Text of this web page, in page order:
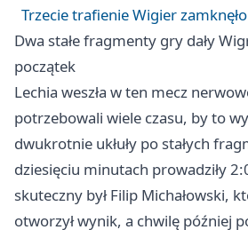
Trzecie trafienie Wigier
Dwa stałe fragmenty gry dały
początek
Lechia weszła w ten mecz
potrzebowali wiele czasu, by to
dwukrotnie ukłuły po stałych
dziesięciu minutach prowadziły
skuteczny był Filip Michałowski,
otworzył wynik, a chwilę później